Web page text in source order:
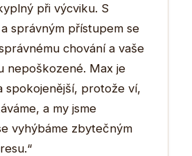
při výcviku. S
správným přístupem se
chování a vaše
nepoškozené. Max je
spokojenější, protože ví,
a my jsme
vyhýbáme zbytečným